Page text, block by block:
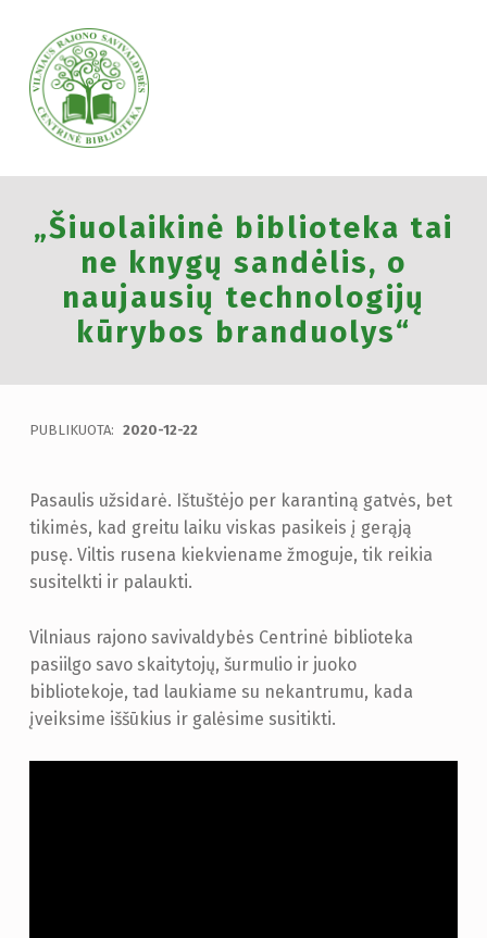
VILNIAUS RAJONO SAVIVALDYBĖS CENTRINĖ BIBLIOTEKA
„Šiuolaikinė biblioteka tai
ne knygų sandėlis, o
naujausių technologijų
kūrybos branduolys“
PUBLIKUOTA: 2020-12-22
Pasaulis užsidarė. Ištuštėjo per karantiną gatvės, bet
tikimės, kad greitu laiku viskas pasikeis į gerąją
pusę. Viltis rusena kiekviename žmoguje, tik reikia
susitelkti ir palaukti.
Vilniaus rajono savivaldybės Centrinė biblioteka
pasiilgo savo skaitytojų, šurmulio ir juoko
bibliotekoje, tad laukiame su nekantrumu, kada
įveiksime iššūkius ir galėsime susitikti.